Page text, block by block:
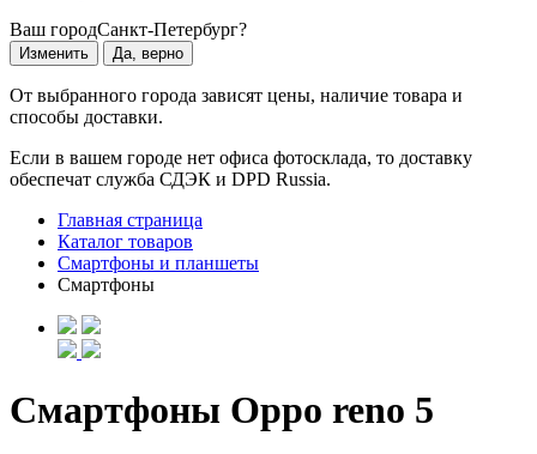
Ваш городСанкт-Петербург?
Изменить Да, верно
От выбранного города зависят цены, наличие товара и
способы доставки.
Если в вашем городе нет офиса фотосклада, то доставку
обеспечат служба СДЭК и DPD Russia.
Главная страница
Каталог товаров
Смартфоны и планшеты
Смартфоны
Смартфоны Oppo reno 5